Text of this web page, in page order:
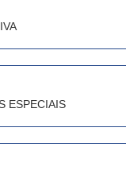
ESPECIAIS